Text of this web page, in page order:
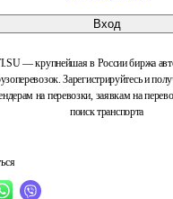
Вход
— крупнейшая в России биржа
Зарегистрируйтесь и
на перевозки, заявкам на
поиск транспорта